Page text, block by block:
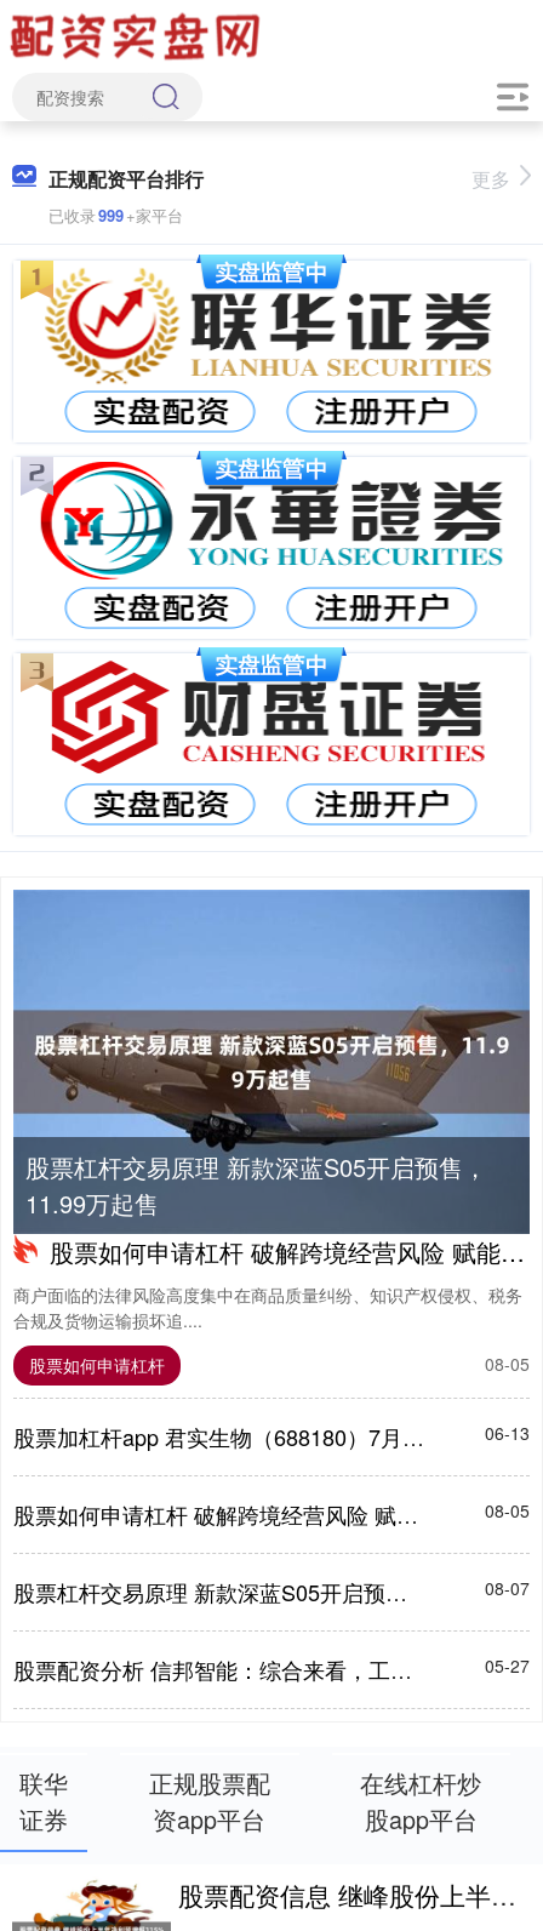
正规配资平台排行
已收录999+家平台
更多
股票杠杆交易原理 新款深蓝S05开启预售，
11.99万起售
股票如何申请杠杆 破解跨境经营风险 赋能华强北市场发展
商户面临的法律风险高度集中在商品质量纠纷、知识产权侵权、税务
合规及货物运输损坏追....
08-05
股票如何申请杠杆
股票加杠杆app 君实生物（688180）7月28日主力资金净买入2635.67万元 06-13
股票如何申请杠杆 破解跨境经营风险 赋能华强北市场发展 08-05
股票杠杆交易原理 新款深蓝S05开启预售，11.99万起售 08-07
股票配资分析 信邦智能：综合来看，工业机器人及高端装备产业的发展前景比较乐观 05-27
联华
证券
正规股票配
资app平台
在线杠杆炒
股app平台
股票配资信息 继峰股份上半年净利预增超115%